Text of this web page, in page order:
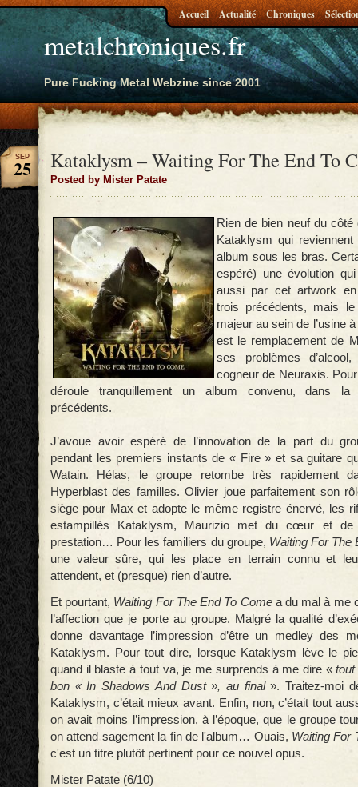
metalchroniques.fr
Pure Fucking Metal Webzine since 2001
Accueil Actualité Chroniques
Kataklysm – Waiting For The End To
Posted by Mister Patate
SEP
25
Rien de bien neuf du
Kataklysm qui
album sous les bras.
espéré) une évolution
aussi par cet artwork
trois précédents, mais
majeur au sein de l’usine
est le remplacement de
ses problèmes
cogneur de Neuraxis.
déroule tranquillement un album convenu, dans
précédents.
J’avoue avoir espéré de l’innovation de la part du
pendant les premiers instants de « Fire » et sa guitare
Watain. Hélas, le groupe retombe très rapidement
Hyperblast des familles. Olivier joue parfaitement son
siège pour Max et adopte le même registre énervé, les
estampillés Kataklysm, Maurizio met du cœur et
prestation… Pour les familiers du groupe, Waiting For The
une valeur sûre, qui les place en terrain connu et
attendent, et (presque) rien d’autre.
Et pourtant, Waiting For The End To Comea du mal à me
l’affection que je porte au groupe. Malgré la qualité
donne davantage l’impression d’être un medley des
Kataklysm. Pour tout dire, lorsque Kataklysm lève le
quand il blaste à tout va, je me surprends à me dire «
bon « In Shadows And Dust », au final». Traitez-moi
Kataklysm, c’était mieux avant. Enfin, non, c’était tout
on avait moins l’impression, à l’époque, que le groupe
on attend sagement la fin de l'album… Ouais, Waiting For
c'est un titre plutôt pertinent pour ce nouvel opus.
Mister Patate (6/10)